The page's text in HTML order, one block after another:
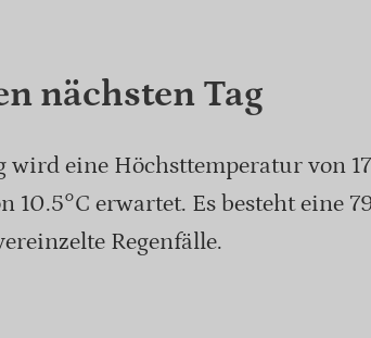
nächsten Tag
wird eine Höchsttemperatur von
erwartet. Es besteht eine
Regenfälle.